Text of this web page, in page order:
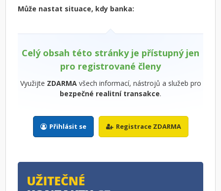
Může nastat situace, kdy banka:
Celý obsah této stránky je přístupný jen
pro registrované členy
Využijte ZDARMAvšech informací, nástrojů a služeb pro
bezpečné realitní transakce.
Přihlásit se Registrace ZDARMA